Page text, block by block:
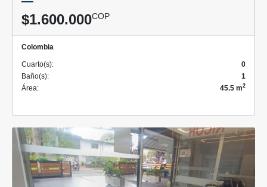
$1.600.000COP
Colombia
Cuarto(s):
0
Baño(s):
1
Área:
45.5 m2